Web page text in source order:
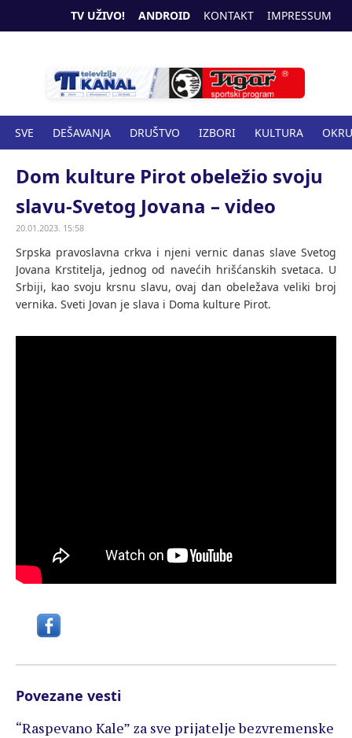
TV UŽIVO! ANDROID KONTAKT IMPRESSUM
SVE DEŠAVANJA DRUŠTVO IZBORI KULTURA
SPORT ZANIMLJIVOSTI ZDRAVSTVO
Dom kulture Pirot obeležio svoju
slavu-Svetog Jovana – video
20.01.2023. 15:58
Srpska pravoslavna crkva i njeni vernic danas slave Svetog
Jovana Krstitelja, jednog od navećih hrišćanskih svetaca. U
Srbiji, kao svoju krsnu slavu, ovaj dan obeležava veliki broj
vernika. Sveti Jovan je slava i Doma kulture Pirot.
Povezane vesti
“Raspevano Kale” za sve prijatelje bezvremenske